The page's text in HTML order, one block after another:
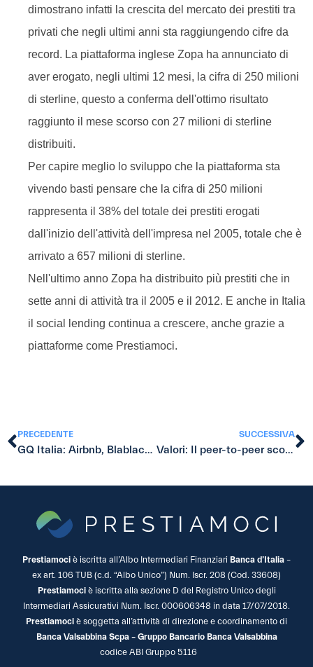
dimostrano infatti la crescita del mercato dei prestiti tra
privati che negli ultimi anni sta raggiungendo cifre da
record. La piattaforma inglese Zopa ha annunciato di
aver erogato, negli ultimi 12 mesi, la cifra di 250 milioni
di sterline, questo a conferma dell'ottimo risultato
raggiunto il mese scorso con 27 milioni di sterline
distribuiti.
Per capire meglio lo sviluppo che la piattaforma sta
vivendo basti pensare che la cifra di 250 milioni
rappresenta il 38% del totale dei prestiti erogati
dall'inizio dell'attività dell'impresa nel 2005, totale che è
arrivato a 657 milioni di sterline.
Nell'ultimo anno Zopa ha distribuito più prestiti che in
sette anni di attività tra il 2005 e il 2012. E anche in Italia
il social lending continua a crescere, anche grazie a
piattaforme come Prestiamoci.
PRECEDENTE
GQ Italia: Airbnb, Blablacar e gli altri: con la sharing economy guadagnamo tutti
SUCCESSIVA
Valori: Il peer-to-peer scopre i derivati
Prestiamoci è iscritta all’Albo Intermediari Finanziari Banca d’Italia –
ex art. 106 TUB (c.d. “Albo Unico”) Num. Iscr. 208 (Cod. 33608)
Prestiamociè iscritta alla sezione D del Registro Unico degli
Intermediari Assicurativi Num. Iscr. 000606348 in data 17/07/2018.
Prestiamoci è soggetta all’attività di direzione e coordinamento di
Banca Valsabbina Scpa – Gruppo Bancario Banca Valsabbina
codice ABI Gruppo 5116